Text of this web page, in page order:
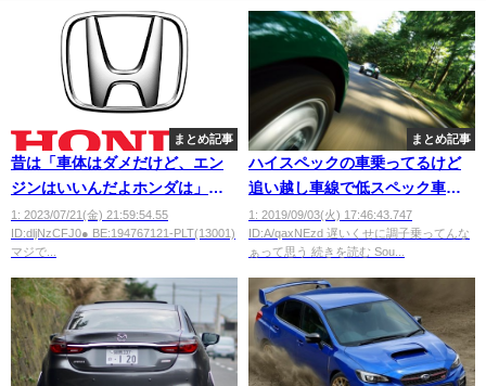
まとめ記事
昔は「車体はダメだけど、エン
ジンはいいんだよホンダは」と
か言っていたよな。
1: 2023/07/21(金) 21:59:54.55
ID:dljNzCFJ0● BE:194767121-PLT(13001)
マジで...
まとめ記事
ハイスペックの車乗ってるけど
追い越し車線で低スペック車に
抜かれるとムカつくｗｗｗ
1: 2019/09/03(火) 17:46:43.747
ID:A/qaxNEzd 遅いくせに調子乗ってんな
ぁって思う 続きを読む Sou...